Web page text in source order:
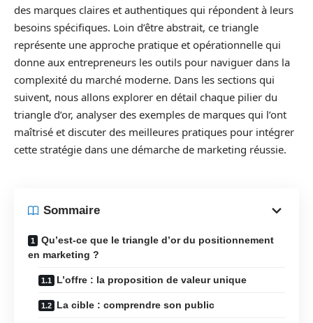
des marques claires et authentiques qui répondent à leurs
besoins spécifiques. Loin d’être abstrait, ce triangle
représente une approche pratique et opérationnelle qui
donne aux entrepreneurs les outils pour naviguer dans la
complexité du marché moderne. Dans les sections qui
suivent, nous allons explorer en détail chaque pilier du
triangle d’or, analyser des exemples de marques qui l’ont
maîtrisé et discuter des meilleures pratiques pour intégrer
cette stratégie dans une démarche de marketing réussie.
Sommaire
Qu’est-ce que le triangle d’or du positionnement
en marketing ?
L’offre : la proposition de valeur unique
La cible : comprendre son public